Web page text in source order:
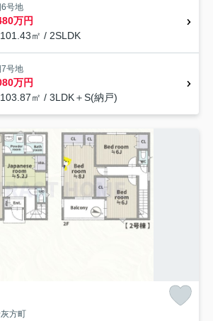
号地
万円
㎡ / 2SLDK
号地
万円
㎡ / 3LDK＋S(納戸)
方町